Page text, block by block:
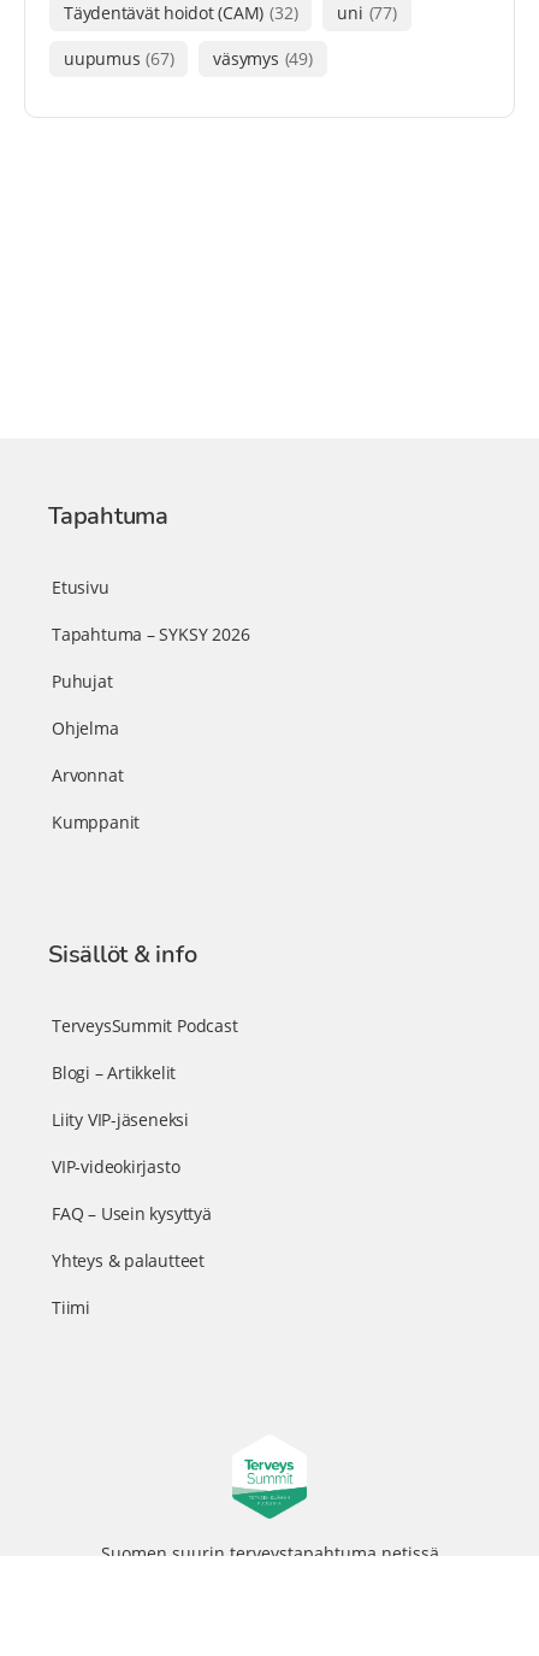
Täydentävät hoidot (CAM) (32) uni (77)
uupumus (67) väsymys (49)
Tapahtuma
Etusivu
Tapahtuma – SYKSY 2026
Puhujat
Ohjelma
Arvonnat
Kumppanit
Sisällöt & info
TerveysSummit Podcast
Blogi – Artikkelit
Liity VIP-jäseneksi
VIP-videokirjasto
FAQ – Usein kysyttyä
Yhteys & palautteet
Tiimi
Suomen suurin terveystapahtuma netissä